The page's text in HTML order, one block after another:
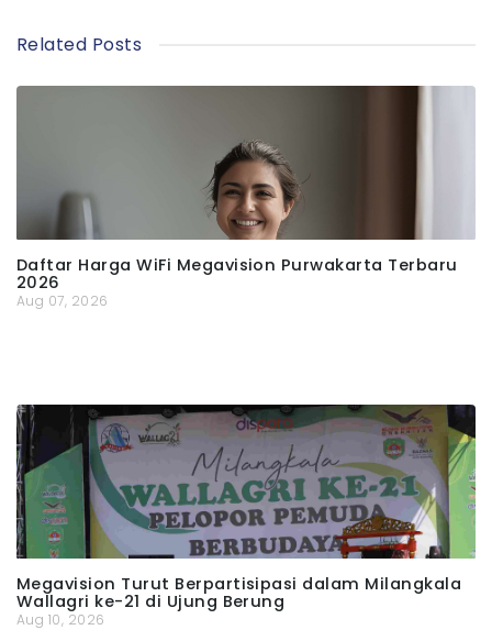
Related Posts
Daftar Harga WiFi Megavision Purwakarta Terbaru
2026
Aug 07, 2026
Megavision Turut Berpartisipasi dalam Milangkala
Wallagri ke-21 di Ujung Berung
Aug 10, 2026